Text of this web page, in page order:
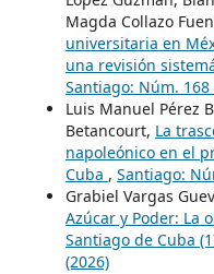
Magda Collazo
universitaria en
una revisión
Santiago: Núm. 168
Luis Manuel Pérez
Betancourt, La
napoleónico en el
Cuba , Santiago:
Grabiel Vargas
Azúcar y Poder: La
Santiago de Cuba
(2026)